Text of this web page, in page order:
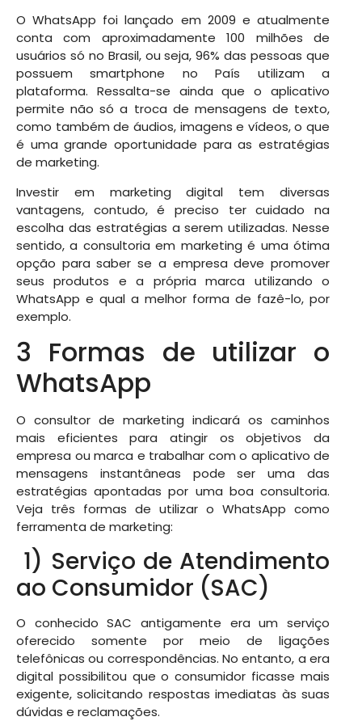
O WhatsApp foi lançado em 2009 e atualmente
conta com aproximadamente 100 milhões de
usuários só no Brasil, ou seja, 96% das pessoas que
possuem smartphone no País utilizam a
plataforma. Ressalta-se ainda que o aplicativo
permite não só a troca de mensagens de texto,
como também de áudios, imagens e vídeos, o que
é uma grande oportunidade para as estratégias
de marketing.
Investir em marketing digital tem diversas
vantagens, contudo, é preciso ter cuidado na
escolha das estratégias a serem utilizadas. Nesse
sentido, a consultoria em marketing é uma ótima
opção para saber se a empresa deve promover
seus produtos e a própria marca utilizando o
WhatsApp e qual a melhor forma de fazê-lo, por
exemplo.
3 Formas de utilizar o
WhatsApp
O consultor de marketing indicará os caminhos
mais eficientes para atingir os objetivos da
empresa ou marca e trabalhar com o aplicativo de
mensagens instantâneas pode ser uma das
estratégias apontadas por uma boa consultoria.
Veja três formas de utilizar o WhatsApp como
ferramenta de marketing:
1) Serviço de Atendimento
ao Consumidor (SAC)
O conhecido SAC antigamente era um serviço
oferecido somente por meio de ligações
telefônicas ou correspondências. No entanto, a era
digital possibilitou que o consumidor ficasse mais
exigente, solicitando respostas imediatas às suas
dúvidas e reclamações.